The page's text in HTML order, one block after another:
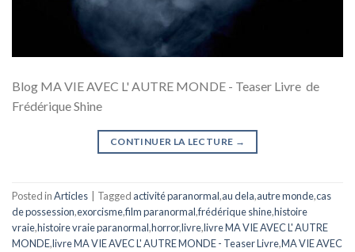
Blog MA VIE AVEC L' AUTRE MONDE - Teaser Livre de
Frédérique Shine
CONTINUER LA LECTURE →
Posted inArticles Tagged activité paranormal,au dela,autre monde,cas
de possession,exorcisme,film paranormal,frédérique shine,histoire
vraie,histoire vraie paranormal,horror,livre,livre MA VIE AVEC L' AUTRE
MONDE,livre MA VIE AVEC L' AUTRE MONDE - Teaser Livre,MA VIE AVEC